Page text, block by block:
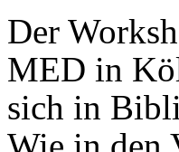
Der
MED in
sich in